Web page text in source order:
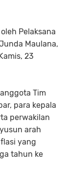
Pelaksana
Maulana,
23
Tim
para kepala
perwakilan
arah
yang
tahun ke